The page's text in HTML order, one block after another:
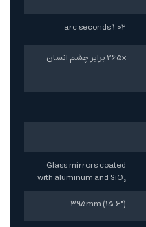
1.02 arc seconds
265x برابر چشم انسان
Glass mirrors coated
with aluminum and SiO₂
395mm (15.6")